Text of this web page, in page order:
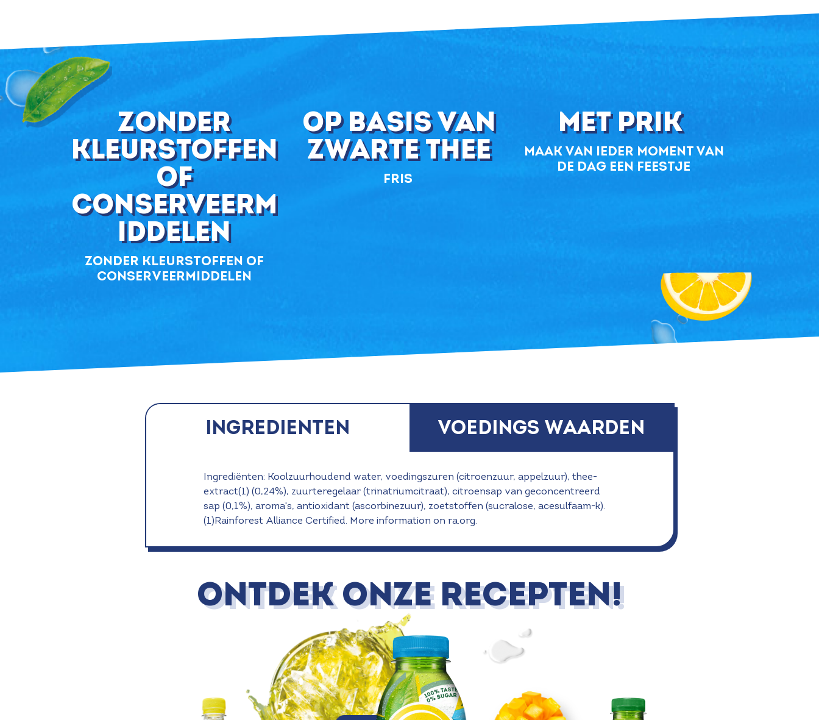
zonder
kleurstoffen
of
conserveerm
iddelen
zonder kleurstoffen of
conserveermiddelen
op basis van
zwarte thee
Fris
Met prik
maak van ieder moment van
de dag een feestje
Ingredienten voedings waarden
Ingrediënten: Koolzuurhoudend water, voedingszuren (citroenzuur, appelzuur), thee-
extract(1) (0,24%), zuurteregelaar (trinatriumcitraat), citroensap van geconcentreerd
sap (0,1%), aroma's, antioxidant (ascorbinezuur), zoetstoffen (sucralose, acesulfaam-k).
(1)Rainforest Alliance Certified. More information on ra.org.
ONTDEK ONZE RECEPTEN!